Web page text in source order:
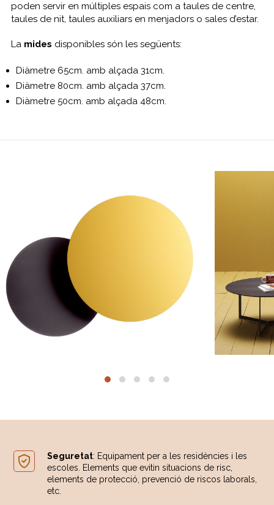
poden servir en múltiples espais com a taules de centre,
taules de nit, taules auxiliars en menjadors o sales d’estar.
La mides disponibles són les següents:
Diàmetre 65cm. amb alçada 31cm.
Diàmetre 80cm. amb alçada 37cm.
Diàmetre 50cm. amb alçada 48cm.
Seguretat: Equipament per a les residències i les
escoles. Elements que evitin situacions de risc,
elements de protecció, prevenció de riscos laborals,
etc.